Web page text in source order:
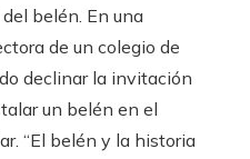
belén. En una
de un colegio de
declinar la invitación
un belén en el
“El belén y la historia